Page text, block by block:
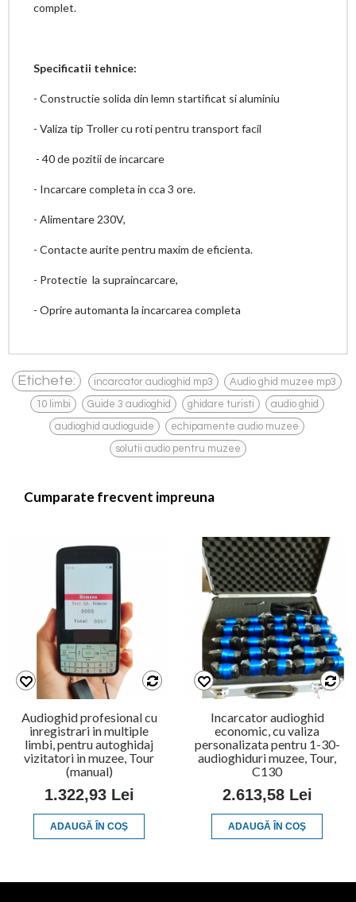
complet.
Specificatii tehnice:
- Constructie solida din lemn startificat si aluminiu
- Valiza tip Troller cu roti pentru transport facil
- 40 de pozitii de incarcare
- Incarcare completa in cca 3 ore.
- Alimentare 230V,
- Contacte aurite pentru maxim de eficienta.
- Protectie la supraincarcare,
- Oprire automanta la incarcarea completa
Etichete: incarcator audioghid mp3 Audio ghid muzee mp3
10 limbi , Guide 3 audioghid , ghidare turisti , audio ghid ,
audioghid audioguide echipamente audio muzee
solutii audio pentru muzee
Cumparate frecvent impreuna
Audioghid profesional cu
inregistrari in multiple
limbi, pentru autoghidaj
vizitatori in muzee, Tour
(manual)
1.322,93 Lei
ADAUGĂ ÎN COŞ
Incarcator audioghid
economic, cu valiza
personalizata pentru 1-30-
audioghiduri muzee, Tour,
C130
2.613,58 Lei
ADAUGĂ ÎN COŞ